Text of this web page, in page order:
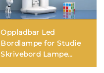
Oppladbar Led
Bordlampe for Studie
Skrivebord Lampe
Leselys Led Nattlys med